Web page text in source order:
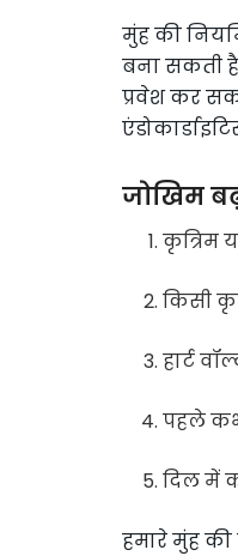
मुंह की
बना सकती
प्रवेश कर
जोखिम
कृत्रिम
किसी
हार्ट
पहले
दिल में
हमारे मुंह